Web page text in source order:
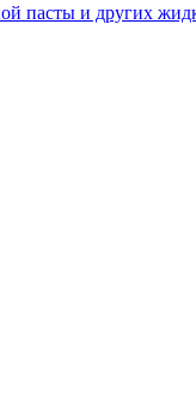
пасты и других